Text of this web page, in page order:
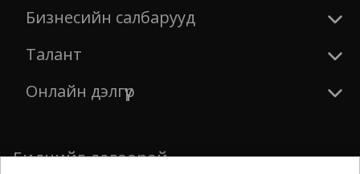
Бизнесийн салбарууд
Талант
Онлайн дэлгүүр
Биднийг дагаарай